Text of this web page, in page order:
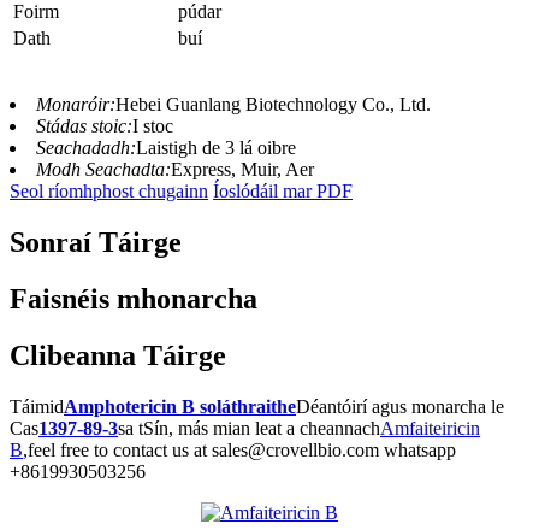
Foirm
púdar
Dath
buí
Monaróir:Hebei Guanlang Biotechnology Co., Ltd.
Stádas stoic:I stoc
Seachadadh:Laistigh de 3 lá oibre
Modh Seachadta:Express, Muir, Aer
Seol ríomhphost chugainn Íoslódáil mar PDF
Sonraí Táirge
Faisnéis mhonarcha
Clibeanna Táirge
TáimidAmphotericin B soláthraitheDéantóirí agus monarcha le
Cas1397-89-3sa tSín, más mian leat a cheannachAmfaiteiricin
B,feel free to contact us at sales@crovellbio.com whatsapp
+8619930503256